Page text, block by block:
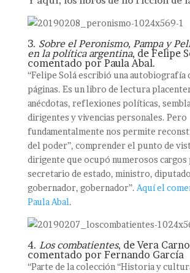
3. Sobre el Peronismo, Pampa y
en la política argentina, de Felipe
comentado por Paula Abal.
“Felipe Solá escribió una autobiografía
páginas. Es un libro de lectura
anécdotas, reflexiones políticas,
dirigentes y vivencias personales. Pero
fundamentalmente nos permite
del poder”, comprender el punto de
dirigente que ocupó numerosos
secretario de estado, ministro,
gobernador, gobernador”. Aquí el
Paula Abal.
4. Los combatientes, de Vera
comentado por Fernando García
“Parte de la colección “Historia y